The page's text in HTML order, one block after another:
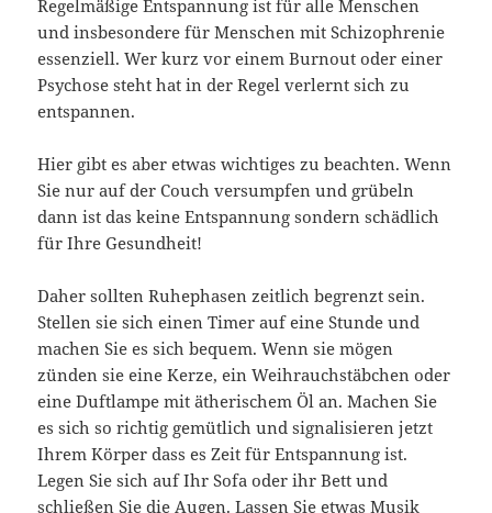
Regelmäßige Entspannung ist für alle Menschen
und insbesondere für Menschen mit Schizophrenie
essenziell. Wer kurz vor einem Burnout oder einer
Psychose steht hat in der Regel verlernt sich zu
entspannen.
Hier gibt es aber etwas wichtiges zu beachten. Wenn
Sie nur auf der Couch versumpfen und grübeln
dann ist das keine Entspannung sondern schädlich
für Ihre Gesundheit!
Daher sollten Ruhephasen zeitlich begrenzt sein.
Stellen sie sich einen Timer auf eine Stunde und
machen Sie es sich bequem. Wenn sie mögen
zünden sie eine Kerze, ein Weihrauchstäbchen oder
eine Duftlampe mit ätherischem Öl an. Machen Sie
es sich so richtig gemütlich und signalisieren jetzt
Ihrem Körper dass es Zeit für Entspannung ist.
Legen Sie sich auf Ihr Sofa oder ihr Bett und
schließen Sie die Augen. Lassen Sie etwas Musik